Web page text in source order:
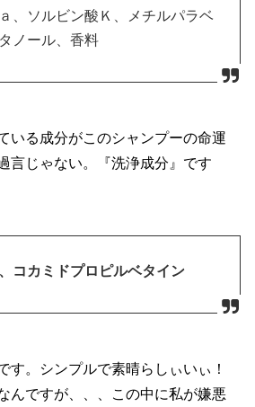
、ソルビン酸Ｋ、メチルパラベ
ノール、香料
いる成分がこのシャンプーの命運
言じゃない。『洗浄成分』です
コカミドプロピルベタイン
す。シンプルで素晴らしぃいぃ！
んですが、、、この中に私が嫌悪